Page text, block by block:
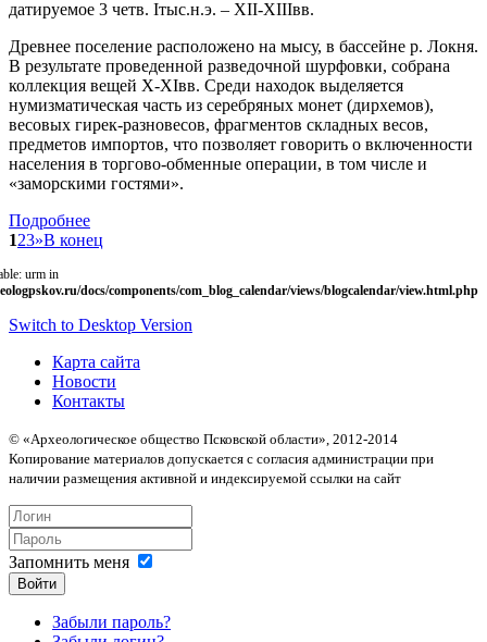
датируемое 3 четв. Iтыс.н.э. – XII-XIIIвв.
Древнее поселение расположено на мысу, в бассейне р. Локня.
В результате проведенной разведочной шурфовки, собрана
коллекция вещей X-XIвв. Среди находок выделяется
нумизматическая часть из серебряных монет (дирхемов),
весовых гирек-разновесов, фрагментов складных весов,
предметов импортов, что позволяет говорить о включенности
населения в торгово-обменные операции, в том числе и
«заморскими гостями».
Подробнее
123»В конец
urm in
docs/components/com_blog_calendar/views/blogcalendar/view.html.php
Switch to Desktop Version
Карта сайта
Новости
Контакты
© «Археологическое общество Псковской области», 2012-2014
Копирование материалов допускается с согласия администрации при
наличии размещения активной и индексируемой ссылки на сайт
Запомнить меня
Войти
Забыли пароль?